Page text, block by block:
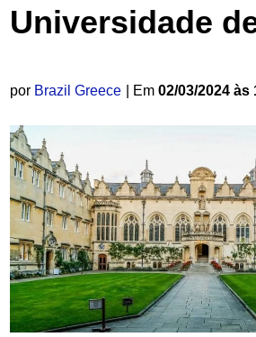
Universidade
por Brazil Greece | Em 02/03/2024 às